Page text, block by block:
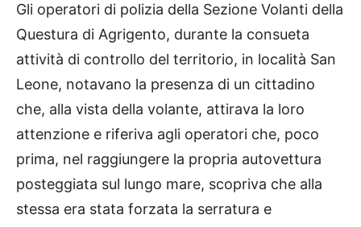
Gli operatori di polizia della Sezione Volanti della
Questura di Agrigento, durante la consueta
attività di controllo del territorio, in località San
Leone, notavano la presenza di un cittadino
che, alla vista della volante, attirava la loro
attenzione e riferiva agli operatori che, poco
prima, nel raggiungere la propria autovettura
posteggiata sul lungo mare, scopriva che alla
stessa era stata forzata la serratura e